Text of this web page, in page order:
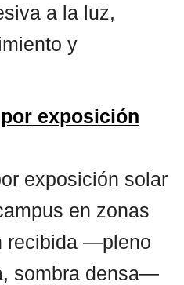
a la luz,
y
exposición
exposición solar
en zonas
recibida —pleno
sombra densa—